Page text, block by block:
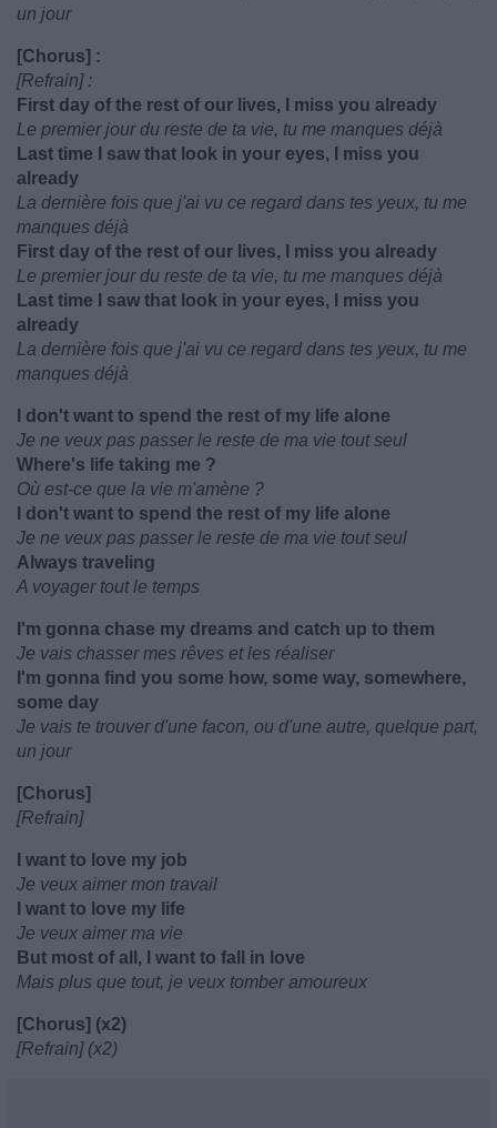
un jour
[Chorus] :
[Refrain] :
First day of the rest of our lives, I miss you already
Le premier jour du reste de ta vie, tu me manques déjà
Last time I saw that look in your eyes, I miss you
already
La dernière fois que j'ai vu ce regard dans tes yeux, tu me
manques déjà
First day of the rest of our lives, I miss you already
Le premier jour du reste de ta vie, tu me manques déjà
Last time I saw that look in your eyes, I miss you
already
La dernière fois que j'ai vu ce regard dans tes yeux, tu me
manques déjà
I don't want to spend the rest of my life alone
Je ne veux pas passer le reste de ma vie tout seul
Where's life taking me ?
Où est-ce que la vie m'amène ?
I don't want to spend the rest of my life alone
Je ne veux pas passer le reste de ma vie tout seul
Always traveling
A voyager tout le temps
I'm gonna chase my dreams and catch up to them
Je vais chasser mes rêves et les réaliser
I'm gonna find you some how, some way, somewhere,
some day
Je vais te trouver d'une facon, ou d'une autre, quelque part,
un jour
[Chorus]
[Refrain]
I want to love my job
Je veux aimer mon travail
I want to love my life
Je veux aimer ma vie
But most of all, I want to fall in love
Mais plus que tout, je veux tomber amoureux
[Chorus] (x2)
[Refrain] (x2)